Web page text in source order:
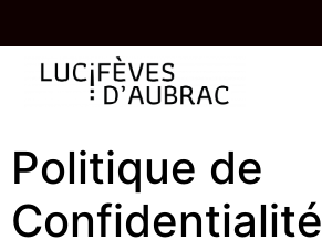
Politique de
Confidentialité